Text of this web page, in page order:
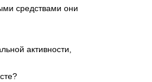
средствами они
активности,